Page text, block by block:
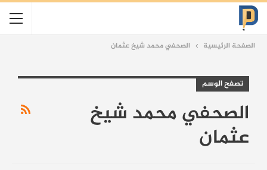
الصفحة الرئيسية الصحفي محمد شيخ عثمان
تصفح الوسم
الصحفي محمد شيخ
عثمان